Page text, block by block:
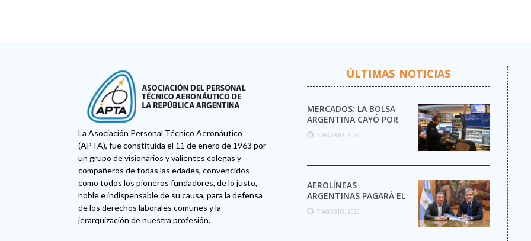
La Asociación Personal Técnico Aeronáutico
(APTA), fue constituida el 11 de enero de 1963 por
un grupo de visionarios y valientes colegas y
compañeros de todas las edades, convencidos
como todos los pioneros fundadores, de lo justo,
noble e indispensable de su causa, para la defensa
de los derechos laborales comunes y la
jerarquización de nuestra profesión.
ÚLTIMAS NOTICIAS
MERCADOS: LA BOLSA
ARGENTINA CAYÓ POR
QUINTA RUEDA SEGUIDA
Y EL RIESGO PAÍS TOCÓ
7 AGOSTO, 2026
AEROLÍNEAS
ARGENTINAS PAGARÁ EL
IMPUESTO A LAS
GANANCIAS POR
7 AGOSTO, 2026